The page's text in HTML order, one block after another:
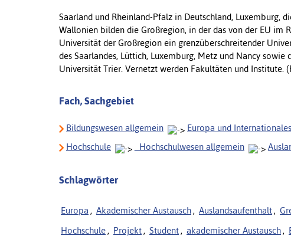
Saarland und Rheinland-Pfalz in Deutschland, Luxemburg,
Wallonien bilden die Großregion, in der das von der EU im
Universität der Großregion ein grenzüberschreitender
des Saarlandes, Lüttich, Luxemburg, Metz und Nancy
Universität Trier. Vernetzt werden Fakultäten und
Fach, Sachgebiet
Bildungswesen allgemein Europa und Internationales
Hochschule
_Hochschulwesen allgemein
Schlagwörter
Europa , Akademischer Austausch , Auslandsaufenthalt ,
Hochschule , Projekt , Student , akademischer Austausch ,